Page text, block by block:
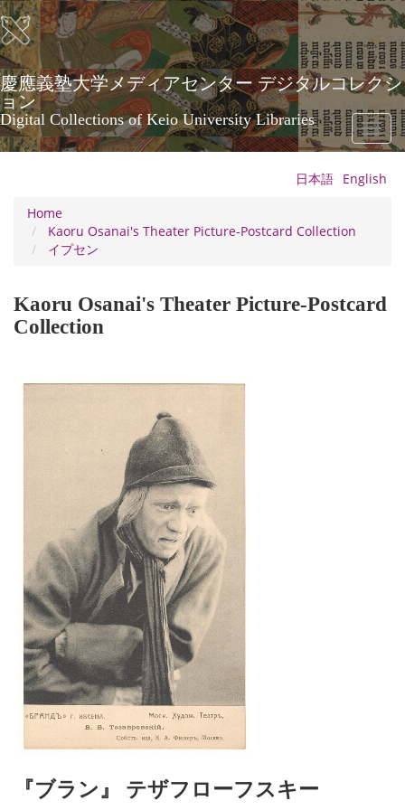
Skip
to
main
content
慶應義塾大学メディアセンター デジタルコレクシ
ョン
Digital Collections of Keio University Libraries
Toggle
日本語 English
Home
Kaoru Osanai's Theater Picture-Postcard Collection
イプセン
Kaoru Osanai's Theater Picture-Postcard
Collection
『ブラン』 テザフローフスキー